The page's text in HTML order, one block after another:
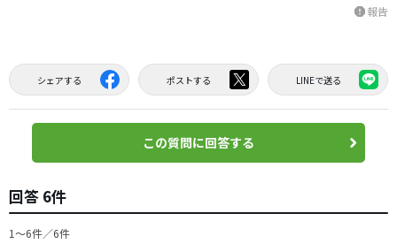
report報告
シェアする ポストする LINEで送る
この質問に回答する
回答 6件
1〜6件／6件